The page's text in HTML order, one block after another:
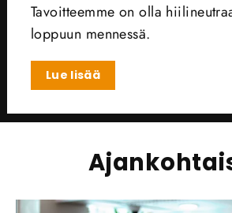
Tavoitteemme on olla
loppuun mennessä.
Lue lisää